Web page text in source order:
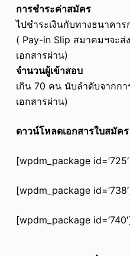
การชำระค่าสมัครนำเอ
ไปชำระเงินกับทางธนาคา
( Pay-in Slip สมาคมฯจะส่
เอกสารผ่าน)
จำนวนผู้เข้าสอบ70 ค
เกิน 70 คน นับลำดับจากกา
เอกสารผ่าน)
ดาวน์โหลดเอกสารใบสมัคร
[wpdm_package
[wpdm_package
[wpdm_package